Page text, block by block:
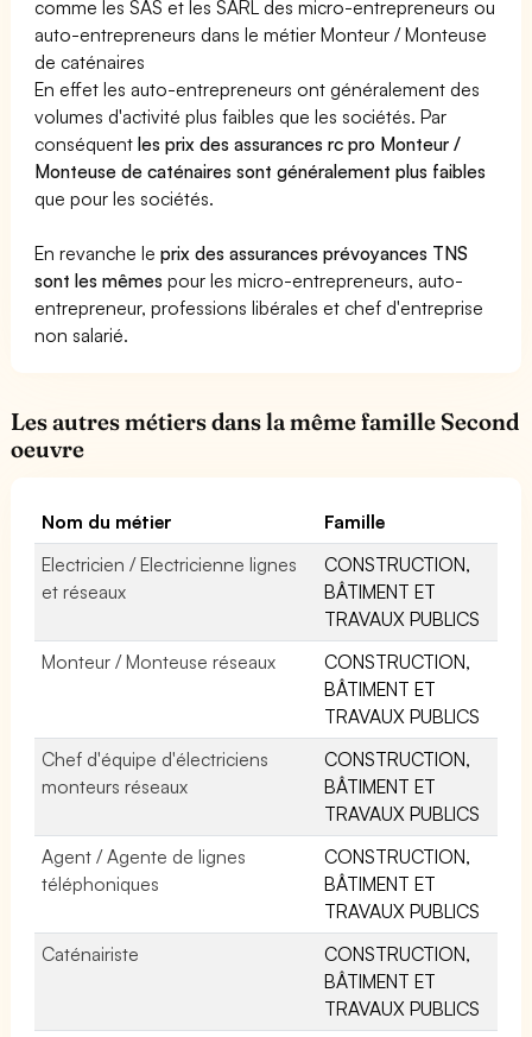
comme les SAS et les SARL des micro-entrepreneurs ou
auto-entrepreneurs dans le métier Monteur / Monteuse
de caténaires
En effet les auto-entrepreneurs ont généralement des
volumes d'activité plus faibles que les sociétés. Par
conséquentles prix des assurances rc pro Monteur /
Monteuse de caténaires sont généralement plus faibles
que pour les sociétés.
En revanche leprix des assurances prévoyances TNS
sont les mêmes pour les micro-entrepreneurs, auto-
entrepreneur, professions libérales et chef d'entreprise
non salarié.
Les autres métiers dans la même famille Second
oeuvre
Nom du métier
Famille
Electricien / Electricienne lignes
et réseaux
CONSTRUCTION,
BÂTIMENT ET
TRAVAUX PUBLICS
Monteur / Monteuse réseaux
CONSTRUCTION,
BÂTIMENT ET
TRAVAUX PUBLICS
Chef d'équipe d'électriciens
monteurs réseaux
CONSTRUCTION,
BÂTIMENT ET
TRAVAUX PUBLICS
Agent / Agente de lignes
téléphoniques
CONSTRUCTION,
BÂTIMENT ET
TRAVAUX PUBLICS
Caténairiste
CONSTRUCTION,
BÂTIMENT ET
TRAVAUX PUBLICS